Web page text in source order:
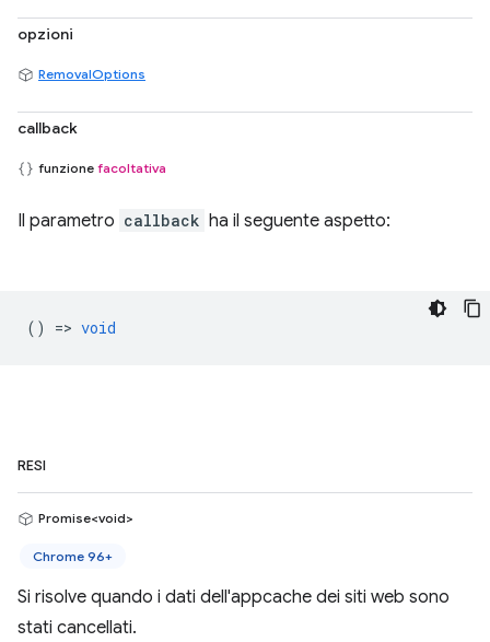
opzioni
RemovalOptions
callback
funzione facoltativa
Il parametro callback ha il seguente aspetto:
() => void
RESI
Promise<void>
Chrome 96+
Si risolve quando i dati dell'appcache dei siti web sono
stati cancellati.